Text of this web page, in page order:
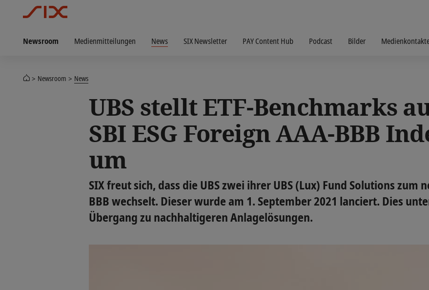
Newsroom Medienmitteilungen News SIX Newsletter PAY Content Hub Podcast Bilder
Newsroom News
UBS stellt ETF-Benchmarks
SBI ESG Foreign AAA-BBB
um
SIX freut sich, dass die UBS zwei ihrer UBS (Lux) Fund Solutions zum
BBB wechselt. Dieser wurde am 1. September 2021 lanciert. Dies
Übergang zu nachhaltigeren Anlagelösungen.